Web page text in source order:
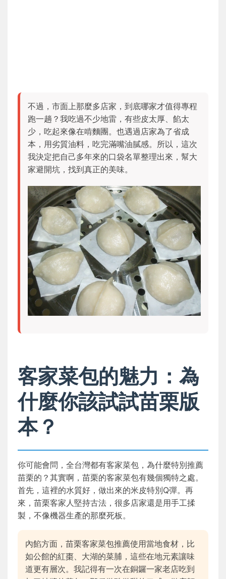
不過，市面上那麼多店家，到底哪家才值得專程
跑一趟？我吃過不少地雷，有些皮太厚、餡太
少，吃起來像在啃麵團。也遇過店家為了省成
本，用劣質油料，吃完滿嘴油膩感。所以，這次
我決定把自己多年來的口袋名單整理出來，幫大
家避開坑，找到真正的美味。
客家菜包的魅力：為
什麼你該試試苗栗版
本？
你可能會問，全台灣都有客家菜包，為什麼特別推薦
苗栗的？其實啊，苗栗的客家菜包有幾個獨特之處。
首先，這裡的水質好，做出來的米皮特別Q彈。再
來，苗栗客家人堅持古法，很多店家還是用手工揉
製，不像機器生產的那麼死板。
內餡方面，苗栗客家菜包推薦使用當地食材，比
如公館的紅棗、大湖的菜脯，這些在地元素讓味
道更有層次。我記得有一次在銅鑼一家老店吃到